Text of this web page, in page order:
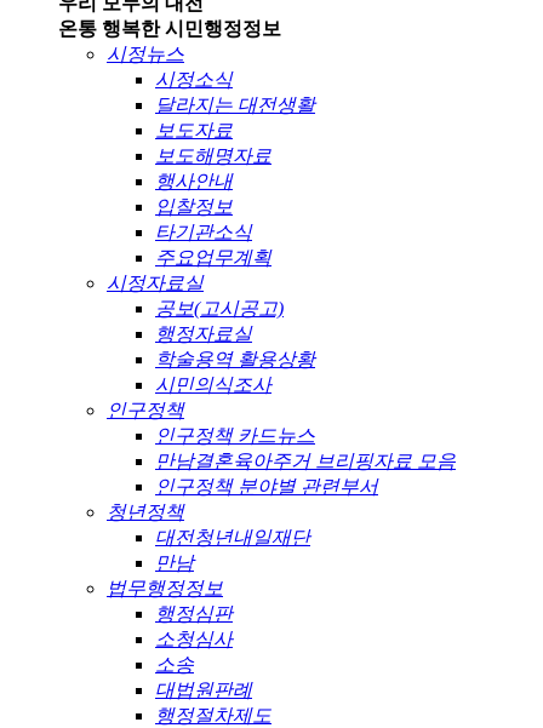
온통 행복한 시민행정정보
시정뉴스
시정소식
달라지는 대전생활
보도자료
보도해명자료
행사안내
입찰정보
타기관소식
주요업무계획
시정자료실
공보(고시공고)
행정자료실
학술용역 활용상황
시민의식조사
인구정책
인구정책 카드뉴스
만남결혼육아주거 브리핑자료 모음
인구정책 분야별 관련부서
청년정책
대전청년내일재단
만남
법무행정정보
행정심판
소청심사
소송
대법원판례
행정절차제도